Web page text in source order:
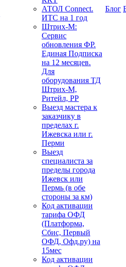
АТОЛ Connect.
ИТС на 1 год
Штрих-М:
Сервис
обновления ФР.
Единая Подписка
на 12 месяцев.
Для
оборудования ТД
Штрих-М,
Ритейл, РР
Выезд мастера к
заказчику в
пределах г.
Ижевска или г.
Перми
Выезд
специалиста за
пределы города
Ижевск или
Пермь (в обе
стороны за км)
Код активации
тарифа ОФД
(Платформа,
Сбис, Первый
ОФД, Офд.ру) на
15мес
Код активации
Блог